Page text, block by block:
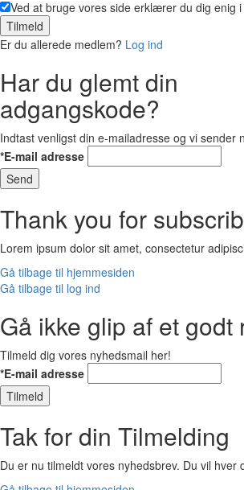
Ved at bruge vores side erklærer du dig enig
Tilmeld
Er du allerede medlem? Log ind
Har du glemt din
adgangskode?
Indtast venligst din e-mailadresse og vi sender
*E-mail adresse
Send
Thank you for
Lorem ipsum dolor sit amet, consectetur
Gå tilbage til hjemmesiden
Gå tilbage til log ind
Gå ikke glip af et godt
Tilmeld dig vores nyhedsmail her!
*E-mail adresse
Tilmeld
Tak for din Tilmelding
Du er nu tilmeldt vores nyhedsbrev. Du vil